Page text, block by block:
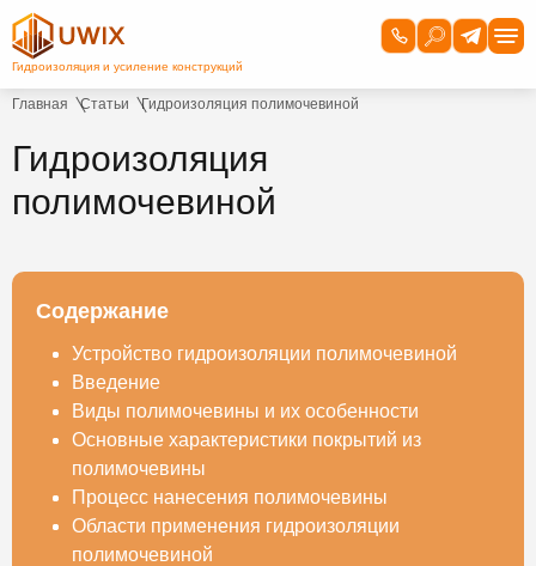
Главная Статьи Гидроизоляция полимочевиной
Гидроизоляция
полимочевиной
Содержание
Устройство гидроизоляции полимочевиной
Введение
Виды полимочевины и их особенности
Основные характеристики покрытий из
полимочевины
Процесс нанесения полимочевины
Области применения гидроизоляции
полимочевиной